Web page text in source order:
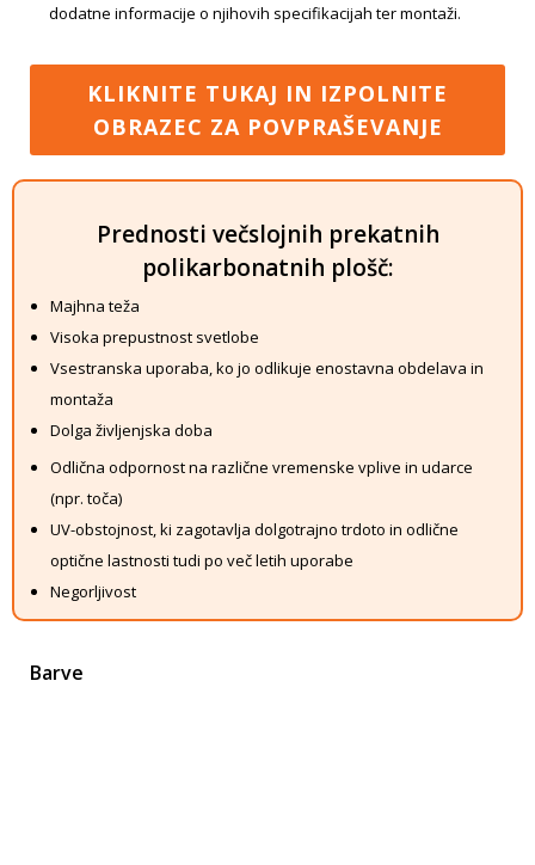
dodatne informacije o njihovih specifikacijah ter montaži.
KLIKNITE TUKAJ IN IZPOLNITE
OBRAZEC ZA POVPRAŠEVANJE
Prednosti večslojnih prekatnih
polikarbonatnih plošč:
Majhna teža
Visoka prepustnost svetlobe
Vsestranska uporaba, ko jo odlikuje enostavna obdelava in
montaža
Dolga življenjska doba
Odlična odpornost na različne vremenske vplive in udarce
(npr. toča)
UV-obstojnost, ki zagotavlja dolgotrajno trdoto in odlične
optične lastnosti tudi po več letih uporabe
Negorljivost
Barve